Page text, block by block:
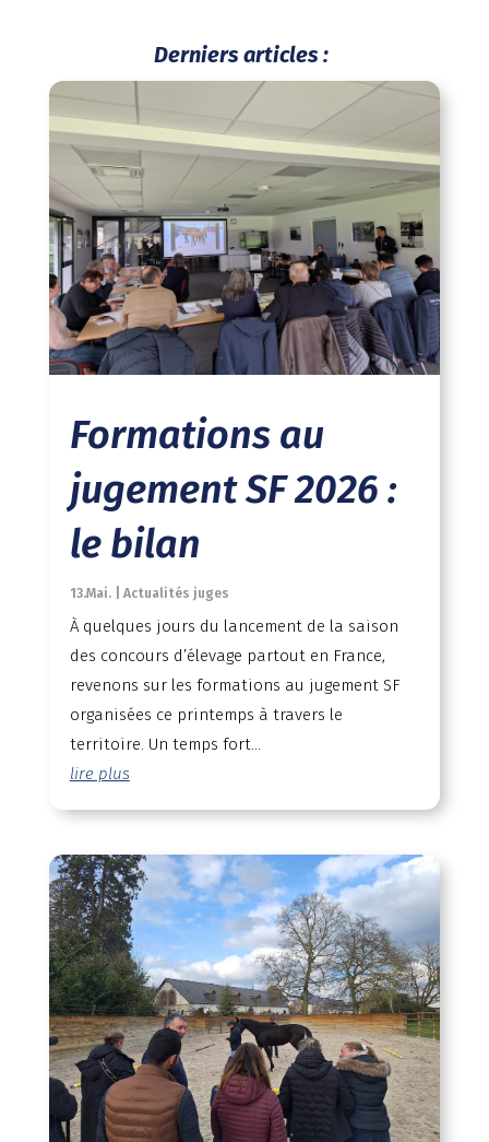
Derniers articles :
Formations au
jugement SF 2026 :
le bilan
13.Mai. Actualités juges
À quelques jours du lancement de la saison
des concours d’élevage partout en France,
revenons sur les formations au jugement SF
organisées ce printemps à travers le
territoire. Un temps fort...
lire plus